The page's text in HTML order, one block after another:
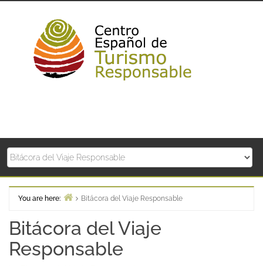
You are here:
Bitácora del Viaje Responsable
Bitácora del Viaje
Responsable